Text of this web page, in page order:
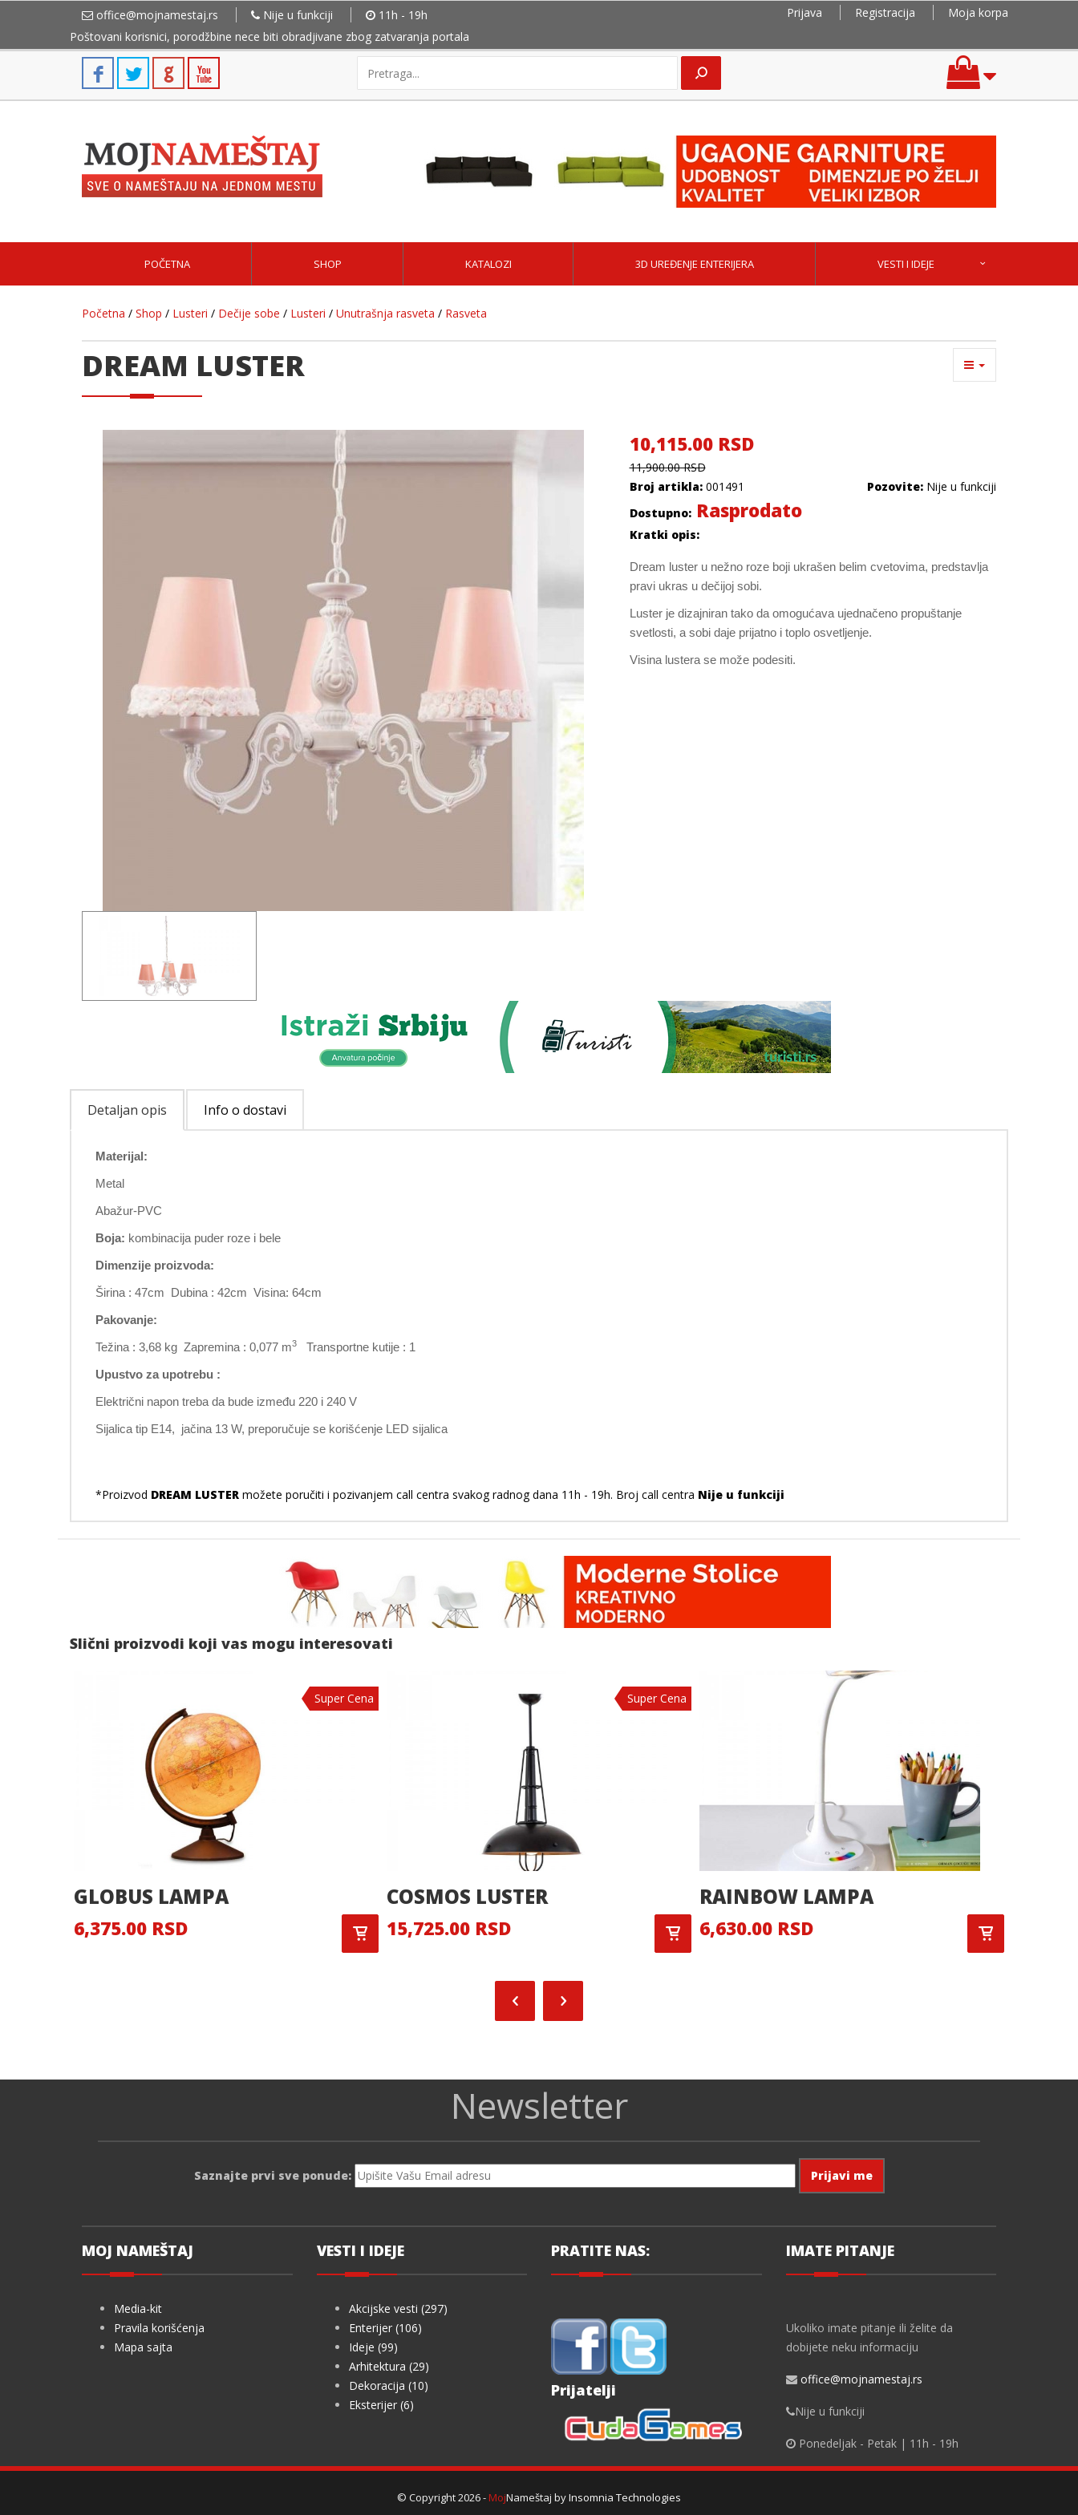
office@mojnamestaj.rs Nije u funkciji 11h - 19h Prijava Registracija
Moja korpa
Poštovani korisnici, porodžbine nece biti obradjivane zbog zatvaranja portala
POČETNA SHOP KATALOZI 3D UREĐENJE ENTERIJERA VESTI I IDEJE
Početna / Shop / Lusteri / Dečije sobe / Lusteri / Unutrašnja rasveta / Rasveta
DREAM LUSTER
10,115.00 RSD
11,900.00 RSD
Broj artikla:001491 Pozovite: Nije u funkciji
Dostupno:Rasprodato
Kratki opis:
Dream luster u nežno roze boji ukrašen belim cvetovima, predstavlja
pravi ukras u dečijoj sobi.
Luster je dizajniran tako da omogućava ujednačeno propuštanje
svetlosti, a sobi daje prijatno i toplo osvetljenje.
Visina lustera se može podesiti.
Detaljan opis Info o dostavi
Materijal:
Metal
Abažur-PVC
Boja: kombinacija puder roze i bele
Dimenzije proizvoda:
Širina : 47cm Dubina : 42cm Visina: 64cm
Pakovanje:
Težina : 3,68 kg Zapremina : 0,077 m3
Transportne kutije : 1
Upustvo za upotrebu :
Električni napon treba da bude između 220 i 240 V
Sijalica tip E14, jačina 13 W, preporučuje se korišćenje LED sijalica
*Proizvod DREAM LUSTER možete poručiti i pozivanjem call centra svakog radnog dana 11h - 19h. Broj call centra Nije u funkciji
Slični proizvodi koji vas mogu interesovati
Super Cena
GLOBUS LAMPA
6,375.00 RSD
Super Cena
COSMOS LUSTER
15,725.00 RSD
RAINBOW LAMPA
6,630.00 RSD
Newsletter
Saznajte prvi sve ponude:
MOJ NAMEŠTAJ
Media-kit
Pravila korišćenja
Mapa sajta
VESTI I IDEJE
Akcijske vesti (297)
Enterijer (106)
Ideje (99)
Arhitektura (29)
Dekoracija (10)
Eksterijer (6)
PRATITE NAS:
Prijatelji
IMATE PITANJE
Ukoliko imate pitanje ili želite da
dobijete neku informaciju
office@mojnamestaj.rs
Nije u funkciji
Ponedeljak - Petak | 11h - 19h
© Copyright 2026 -MojNameštaj byInsomnia Technologies